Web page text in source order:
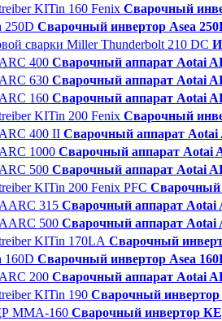
Сварочный
Сварочный инвертор Asea
Сварочный аппарат Aotai
Сварочный аппарат Aotai
Сварочный аппарат Aotai
Сварочный
Сварочный аппарат Aotai
Сварочный аппарат Aotai
Сварочный аппарат Aotai
Сварочный
Сварочный аппарат Aotai
Сварочный аппарат Aotai
Сварочный
Сварочный инвертор Asea
Сварочный аппарат Aotai
Сварочный
Сварочный инвертор